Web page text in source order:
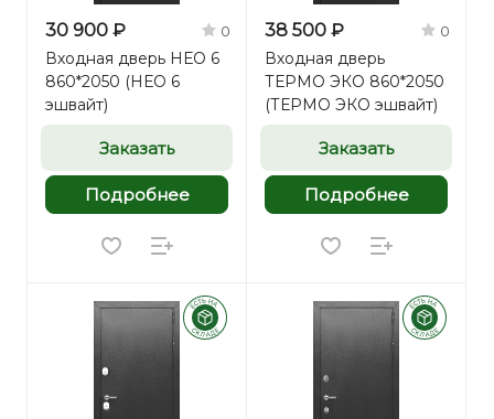
30 900 ₽ 0
Входная дверь НЕО 6
860*2050 (НЕО 6
эшвайт)
Заказать
Подробнее
38 500 ₽ 0
Входная дверь
ТЕРМО ЭКО 860*2050
(ТЕРМО ЭКО эшвайт)
Заказать
Подробнее